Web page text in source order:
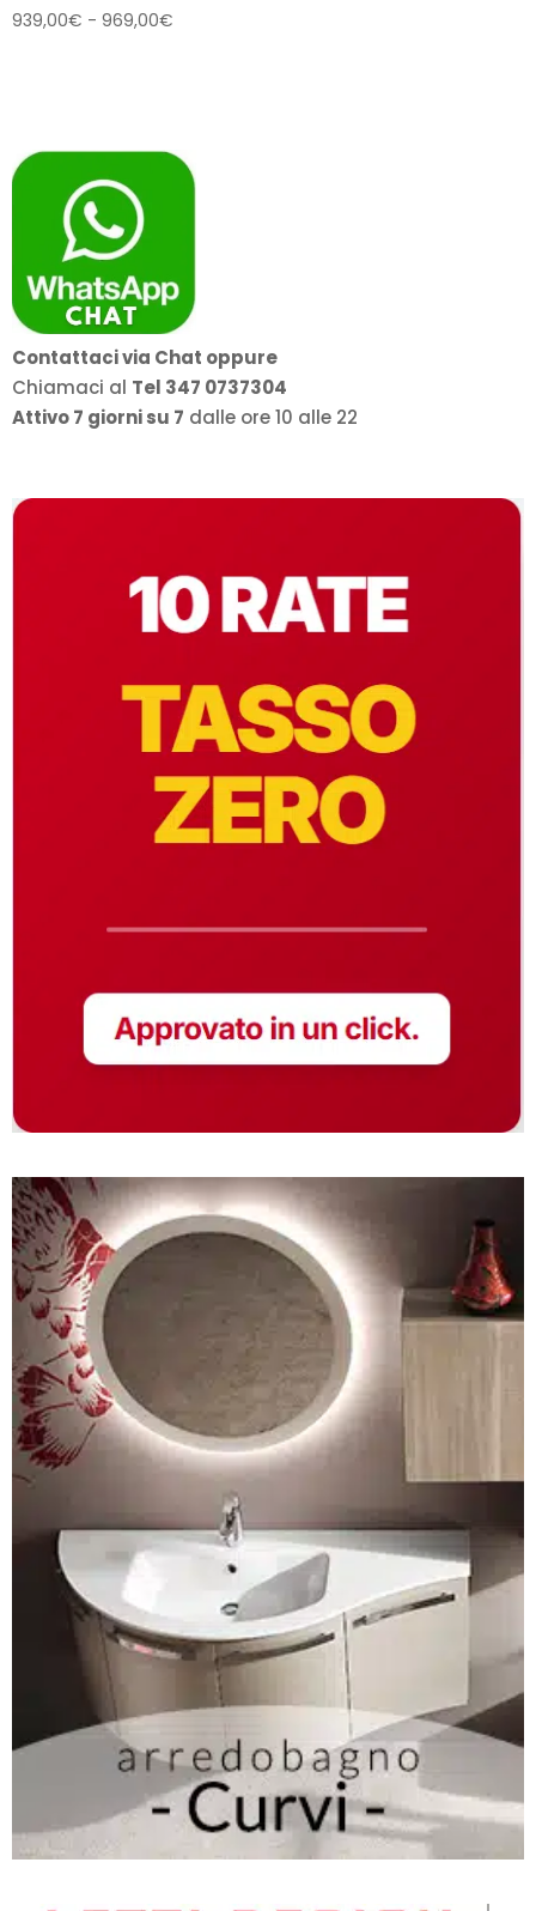
939,00€ - 969,00€
a
969,00€
Contattaci via Chat oppure
Chiamaci al Tel 347 0737304
Attivo 7 giorni su 7 dalle ore 10 alle 22